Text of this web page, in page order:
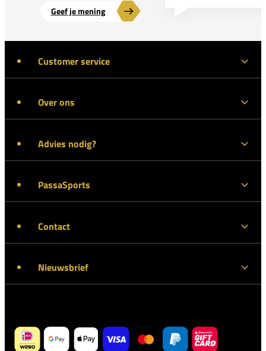
Geef je mening
Customer service
Over ons
Advies nodig?
PassaSports
Contact
Nieuwsbrief